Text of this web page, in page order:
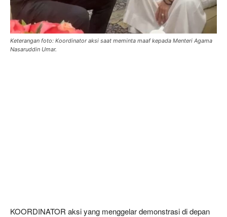
Keterangan foto: Koordinator aksi saat meminta maaf kepada Menteri Agama
Nasaruddin Umar.
KOORDINATOR aksi yang menggelar demonstrasi di depan